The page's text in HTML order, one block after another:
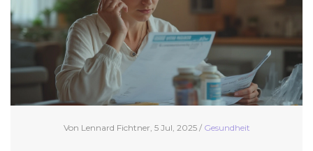
Von Lennard Fichtner, 5 Jul, 2025 / Gesundheit